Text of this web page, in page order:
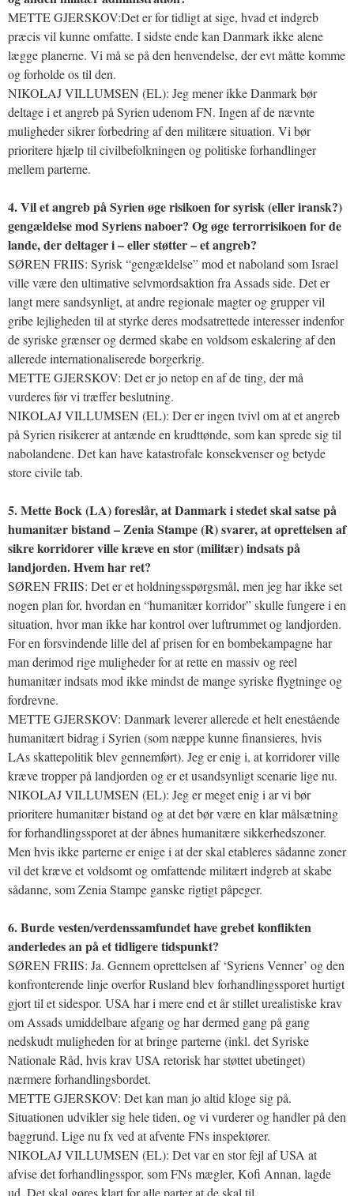
METTE GJERSKOV:Det er for tidligt at sige, hvad et indgreb
præcis vil kunne omfatte. I sidste ende kan Danmark ikke alene
lægge planerne. Vi må se på den henvendelse, der evt måtte komme
og forholde os til den.
NIKOLAJ VILLUMSEN (EL): Jeg mener ikke Danmark bør
deltage i et angreb på Syrien udenom FN. Ingen af de nævnte
muligheder sikrer forbedring af den militære situation. Vi bør
prioritere hjælp til civilbefolkningen og politiske forhandlinger
mellem parterne.
4. Vil et angreb på Syrien øge risikoen for syrisk (eller iransk?)
gengældelse mod Syriens naboer? Og øge terrorrisikoen for de
lande, der deltager i – eller støtter – et angreb?
SØREN FRIIS: Syrisk “gengældelse” mod et naboland som Israel
ville være den ultimative selvmordsaktion fra Assads side. Det er
langt mere sandsynligt, at andre regionale magter og grupper vil
gribe lejligheden til at styrke deres modsatrettede interesser indenfor
de syriske grænser og dermed skabe en voldsom eskalering af den
allerede internationaliserede borgerkrig.
METTE GJERSKOV: Det er jo netop en af de ting, der må
vurderes før vi træffer beslutning.
NIKOLAJ VILLUMSEN (EL): Der er ingen tvivl om at et angreb
på Syrien risikerer at antænde en krudttønde, som kan sprede sig til
nabolandene. Det kan have katastrofale konsekvenser og betyde
store civile tab.
5. Mette Bock (LA) foreslår, at Danmark i stedet skal satse på
humanitær bistand – Zenia Stampe (R) svarer, at oprettelsen af
sikre korridorer ville kræve en stor (militær) indsats på
landjorden. Hvem har ret?
SØREN FRIIS: Det er et holdningsspørgsmål, men jeg har ikke set
nogen plan for, hvordan en “humanitær korridor” skulle fungere i en
situation, hvor man ikke har kontrol over luftrummet og landjorden.
For en forsvindende lille del af prisen for en bombekampagne har
man derimod rige muligheder for at rette en massiv og reel
humanitær indsats mod ikke mindst de mange syriske flygtninge og
fordrevne.
METTE GJERSKOV: Danmark leverer allerede et helt enestående
humanitært bidrag i Syrien (som næppe kunne finansieres, hvis
LAs skattepolitik blev gennemført). Jeg er enig i, at korridorer ville
kræve tropper på landjorden og er et usandsynligt scenarie lige nu.
NIKOLAJ VILLUMSEN (EL): Jeg er meget enig i ar vi bør
prioritere humanitær bistand og at det bør være en klar målsætning
for forhandlingssporet at der åbnes humanitære sikkerhedszoner.
Men hvis ikke parterne er enige i at der skal etableres sådanne zoner
vil det kræve et voldsomt og omfattende militært indgreb at skabe
sådanne, som Zenia Stampe ganske rigtigt påpeger.
6. Burde vesten/verdenssamfundet have grebet konflikten
anderledes an på et tidligere tidspunkt?
SØREN FRIIS: Ja. Gennem oprettelsen af ‘Syriens Venner’ og den
konfronterende linje overfor Rusland blev forhandlingssporet hurtigt
gjort til et sidespor. USA har i mere end et år stillet urealistiske krav
om Assads umiddelbare afgang og har dermed gang på gang
nedskudt muligheden for at bringe parterne (inkl. det Syriske
Nationale Råd, hvis krav USA retorisk har støttet ubetinget)
nærmere forhandlingsbordet.
METTE GJERSKOV: Det kan man jo altid kloge sig på.
Situationen udvikler sig hele tiden, og vi vurderer og handler på den
baggrund. Lige nu fx ved at afvente FNs inspektører.
NIKOLAJ VILLUMSEN (EL): Det var en stor fejl af USA at
afvise det forhandlingsspor, som FNs mægler, Kofi Annan, lagde
ud. Det skal gøres klart for alle parter at de skal til